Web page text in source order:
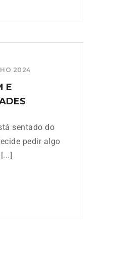
2024
E
sentado do
pedir algo